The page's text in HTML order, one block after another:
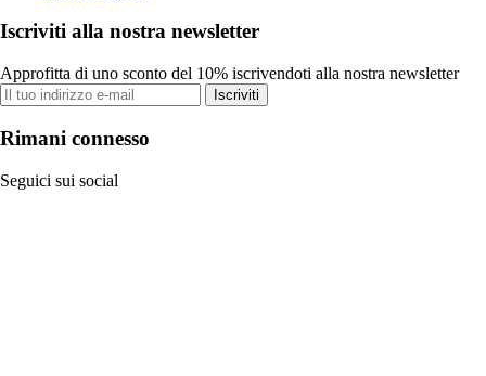
Iscriviti alla nostra newsletter
Approfitta di uno sconto del 10% iscrivendoti alla nostra newsletter
Iscriviti
Rimani connesso
Seguici sui social